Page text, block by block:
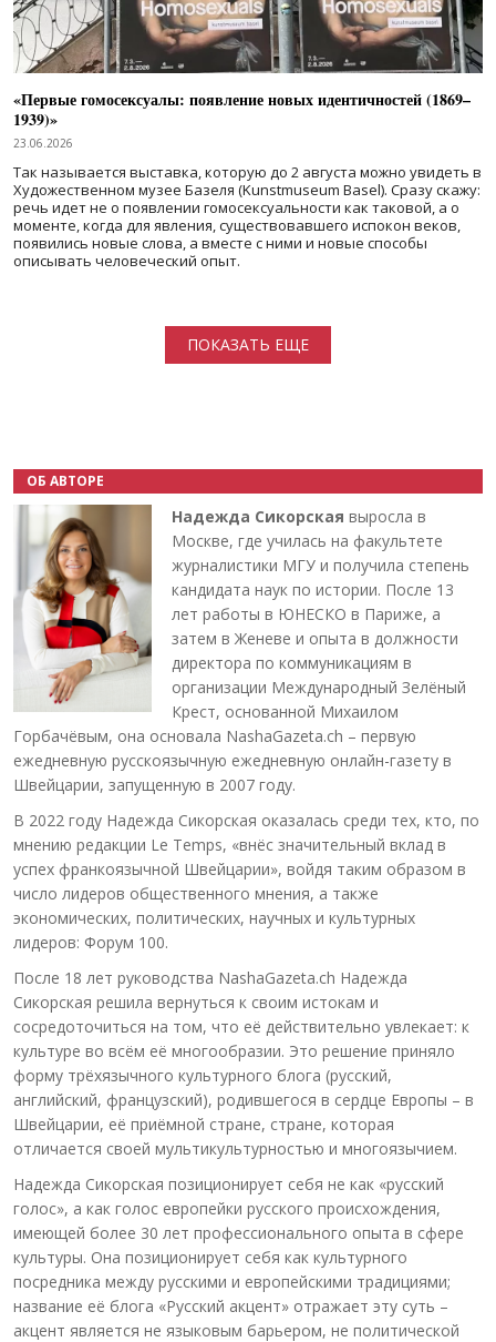
«Первые гомосексуалы: появление новых идентичностей (1869–
1939)»
23.06.2026
Так называется выставка, которую до 2 августа можно увидеть в
Художественном музее Базеля (Kunstmuseum Basel). Сразу скажу:
речь идет не о появлении гомосексуальности как таковой, а о
моменте, когда для явления, существовавшего испокон веков,
появились новые слова, а вместе с ними и новые способы
описывать человеческий опыт.
ПОКАЗАТЬ ЕЩЕ
ОБ АВТОРЕ
Надежда Сикорская выросла в
Москве, где училась на факультете
журналистики МГУ и получила степень
кандидата наук по истории. После 13
лет работы в ЮНЕСКО в Париже, а
затем в Женеве и опыта в должности
директора по коммуникациям в
организации Международный Зелёный
Крест, основанной Михаилом
Горбачёвым, она основала NashaGazeta.ch – первую
ежедневную русскоязычную ежедневную онлайн-газету в
Швейцарии, запущенную в 2007 году.
В 2022 году Надежда Сикорская оказалась среди тех, кто, по
мнению редакции Le Temps, «внёс значительный вклад в
успех франкоязычной Швейцарии», войдя таким образом в
число лидеров общественного мнения, а также
экономических, политических, научных и культурных
лидеров: Форум 100.
После 18 лет руководства NashaGazeta.ch Надежда
Сикорская решила вернуться к своим истокам и
сосредоточиться на том, что её действительно увлекает: к
культуре во всём её многообразии. Это решение приняло
форму трёхязычного культурного блога (русский,
английский, французский), родившегося в сердце Европы – в
Швейцарии, её приёмной стране, стране, которая
отличается своей мультикультурностью и многоязычием.
Надежда Сикорская позиционирует себя не как «русский
голос», а как голос европейки русского происхождения,
имеющей более 30 лет профессионального опыта в сфере
культуры. Она позиционирует себя как культурного
посредника между русскими и европейскими традициями;
название её блога «Русский акцент» отражает эту суть –
акцент является не языковым барьером, не политической